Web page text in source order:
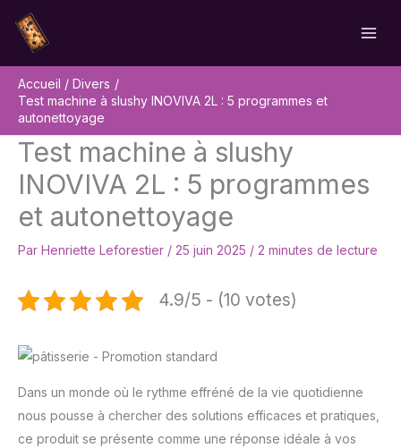
contenu
Accueil
Divers
Test machine à slushy INOVIVA 2L : 5 programmes et
autonettoyage
Test machine à slushy
INOVIVA 2L : 5 programmes
et autonettoyage
Par Henriette Leforestier / 25 juin 2025 / 2 minutes de lecture
4.9/5 - (10 votes)
Dans un monde où le rythme effréné de la vie quotidienne
nous pousse à chercher des solutions efficaces et pratiques,
ce produit se présente comme une réponse idéale à vos
Rechercher